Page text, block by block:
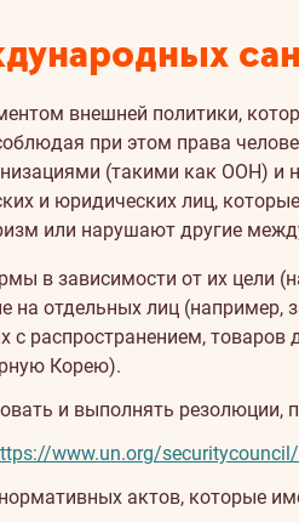
внешней политики,
при этом права
(такими как ООН)
и юридических лиц,
или нарушают другие
в зависимости от их цели
отдельных лиц (например,
распространением,
Корею).
и выполнять резолюции,
www.un.org/
актов, которые